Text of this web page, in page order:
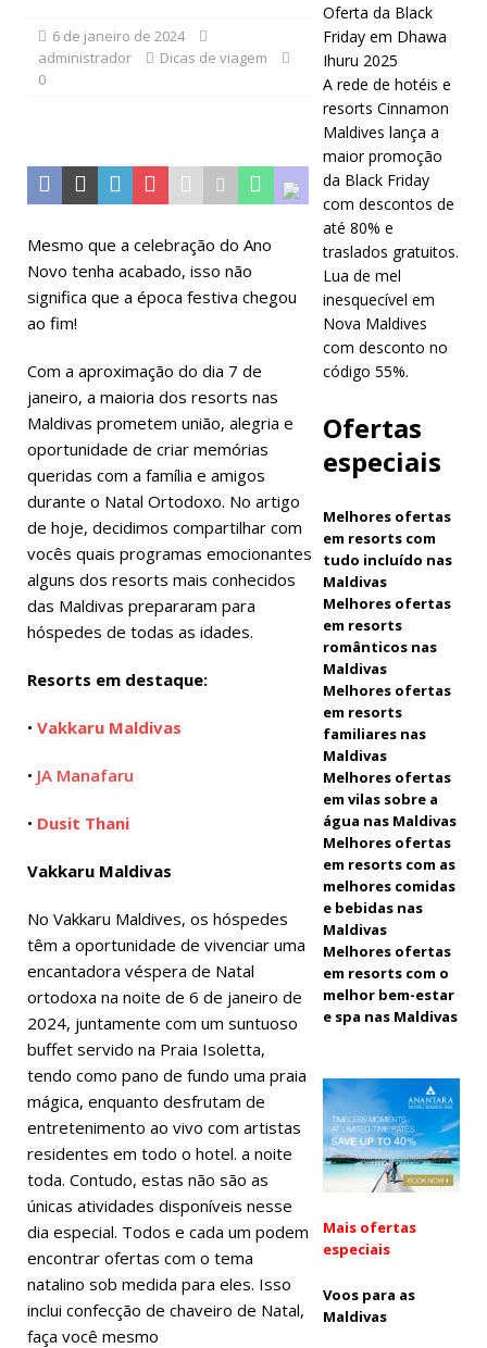
RESORTS 5
[ 24 de
novembro
Celebre o
Ano Novo
no Vakkaru
Maldives.
HOTÉIS E
ESTRELAS
OFERTAS
ESPECIAIS
[ 17 de
de 2025 ] A
rede de
hotéis e
resorts
Maldives
6 de janeiro de 2024
administrador
Dicas de viagem
0
Mesmo que a celebração do Ano
Novo tenha acabado, isso não
significa que a época festiva chegou
ao fim!
Com a aproximação do dia 7 de
janeiro, a maioria dos resorts nas
Maldivas prometem união, alegria e
oportunidade de criar memórias
queridas com a família e amigos
durante o Natal Ortodoxo. No artigo
de hoje, decidimos compartilhar com
vocês quais programas emocionantes
alguns dos resorts mais conhecidos
das Maldivas prepararam para
hóspedes de todas as idades.
Resorts em destaque:
• Vakkaru Maldivas
• JA Manafaru
• Dusit Thani
Vakkaru Maldivas
No Vakkaru Maldives, os hóspedes
têm a oportunidade de vivenciar uma
encantadora véspera de Natal
ortodoxa na noite de 6 de janeiro de
2024, juntamente com um suntuoso
buffet servido na Praia Isoletta,
tendo como pano de fundo uma praia
mágica, enquanto desfrutam de
entretenimento ao vivo com artistas
residentes em todo o hotel. a noite
toda. Contudo, estas não são as
únicas atividades disponíveis nesse
dia especial. Todos e cada um podem
encontrar ofertas com o tema
natalino sob medida para eles. Isso
inclui confecção de chaveiro de Natal,
faça você mesmo
Oferta da Black
Friday em Dhawa
Ihuru 2025
A rede de hotéis e
resorts Cinnamon
Maldives lança a
maior promoção
da Black Friday
com descontos de
até 80% e
traslados gratuitos.
Lua de mel
inesquecível em
Nova Maldives
com desconto no
código 55%.
Ofertas
especiais
Melhores ofertas
em resorts com
tudo incluído nas
Maldivas
Melhores ofertas
em resorts
românticos nas
Maldivas
Melhores ofertas
em resorts
familiares nas
Maldivas
Melhores ofertas
em vilas sobre a
água nas Maldivas
Melhores ofertas
em resorts com as
melhores comidas
e bebidas nas
Maldivas
Melhores ofertas
em resorts com o
melhor bem-estar
e spa nas Maldivas
Mais ofertas
especiais
Voos para as
Maldivas